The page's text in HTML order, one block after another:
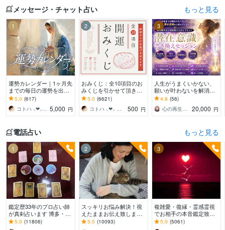
メッセージ・チャット占い もっと見る
1
運勢カレンダー｜1ヶ月先
までの毎日の運勢を出し
ます 30日×500字のおよそ
1万5千文字で細かく詳細
に記します
5.0 (617)
コトハ ⸜❤︎⸝ 新サービス提供開始✨️ 5,000 円
2
おみくじ：全10項目のお
みくじを引かせて頂きま
す ㊙あなた様がこの先ど
う進むかの道しるべにな
さってください！
5.0 (6621)
コトハ ⸜❤︎⸝ 新サービス提供開始✨️
500 円
3
人生がうまくいかない、
願いが叶わないを解消し
ます 現実を変えるために
努力したのに、自力では
もう無理と感じている
4.8 (56)
心の再生セラピスト YASUKO
20,000 円
電話占い もっと見る
1
鑑定歴33年のプロ占い師
が真剣占います 博多・廓
屋の純血統占い祈願師
雷鳥
5.0 (11806)
2
スッキリお悩み解決！視
えたままお伝え致します
恋愛、結婚、人間関係、
仕事、人生、ペットの気
5.0 (10093)
3
複雑愛・復縁・霊感霊視
でお相手の本音鑑定致し
ます 降りて来た言葉をそ
のままお伝えします。
5.0 (5061)